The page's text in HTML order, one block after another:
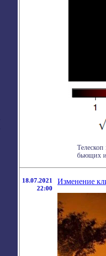
бьющих
18.07.2021
22:00
Изменение